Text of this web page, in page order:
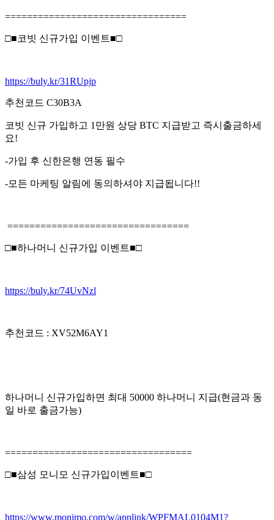
=================================
□■코빗 신규가입 이벤트■□
https://buly.kr/31RUpjp
추천코드 C30B3A
코빗 신규 가입하고 1만원 상당 BTC 지급받고 즉시출금하세
요!
-가입 후 신한은행 연동 필수
-모든 마케팅 알림에 동의하셔야 지급됩니다!!
=================================
□■하나머니 신규가입 이벤트■□
https://buly.kr/74UvNzl
추천코드 : XV52M6AY1
하나머니 신규가입하면 최대 50000 하나머니 지급(현금과 동
일 바로 출금가능)
==================================
□■삼성 모니모 신규가입이벤트■□
https://www.monimo.com/w/applink/WPFMAL0104M1?